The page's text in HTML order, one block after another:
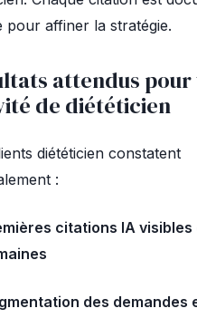
pour affiner la stratégie.
attendus
de diététicien
diététicien constatent
:
citations IA visibles
des demandes